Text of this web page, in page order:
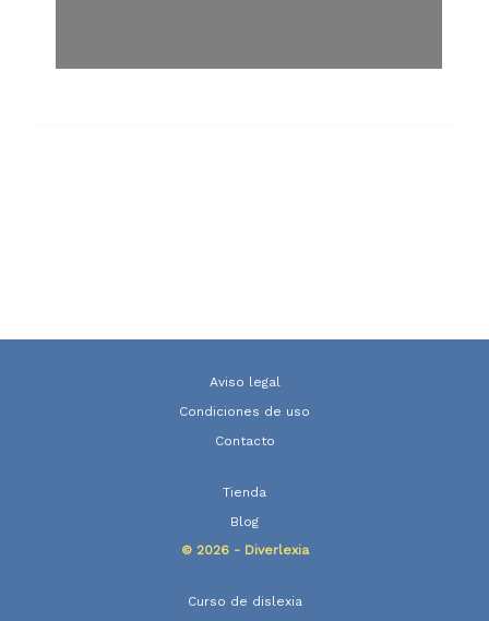
Aviso legal
Condiciones de uso
Contacto
Tienda
Blog
© 2026 - Diverlexia
Curso de dislexia